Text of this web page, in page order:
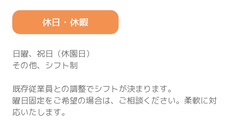
休日・休暇
日曜、祝日（休園日）
その他、シフト制
既存従業員との調整でシフトが決まります。
曜日固定をご希望の場合は、ご相談ください。柔軟に対
応いたします。